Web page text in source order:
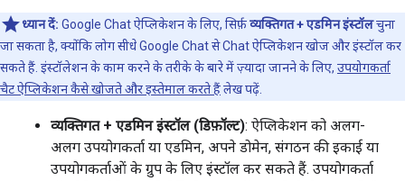
ध्यान दें: Google Chat ऐप्लिकेशन के लिए, सिर्फ़व्यक्तिगत + एडमिन इंस्टॉलचुना
जा सकता है, क्योंकि लोग सीधे Google Chat से Chat ऐप्लिकेशन खोज और इंस्टॉल कर
सकते हैं. इंस्टॉलेशन के काम करने के तरीके के बारे में ज़्यादा जानने के लिए, उपयोगकर्ता
चैट ऐप्लिकेशन कैसे खोजते और इस्तेमाल करते हैंलेख पढ़ें.
व्यक्तिगत + एडमिन इंस्टॉल (डिफ़ॉल्ट): ऐप्लिकेशन को अलग-
अलग उपयोगकर्ता या एडमिन, अपने डोमेन, संगठन की इकाई या
उपयोगकर्ताओं के ग्रुप के लिए इंस्टॉल कर सकते हैं. उपयोगकर्ता